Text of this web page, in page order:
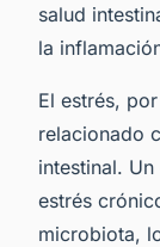
salud
la
El estrés,
relacionado
intestinal.
estrés
microbiota,